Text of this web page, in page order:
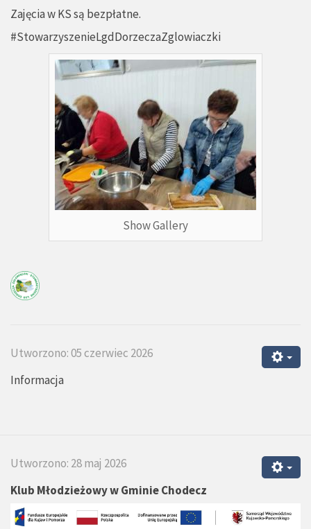
Zajęcia w KS są bezpłatne.
#StowarzyszenieLgdDorzeczaZglowiaczki
Show Gallery
Utworzono: 05 czerwiec 2026
Informacja
Utworzono: 28 maj 2026
Klub Młodzieżowy w Gminie Chodecz